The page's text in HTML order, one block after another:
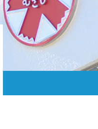
る2つのステージ
カリキュラム